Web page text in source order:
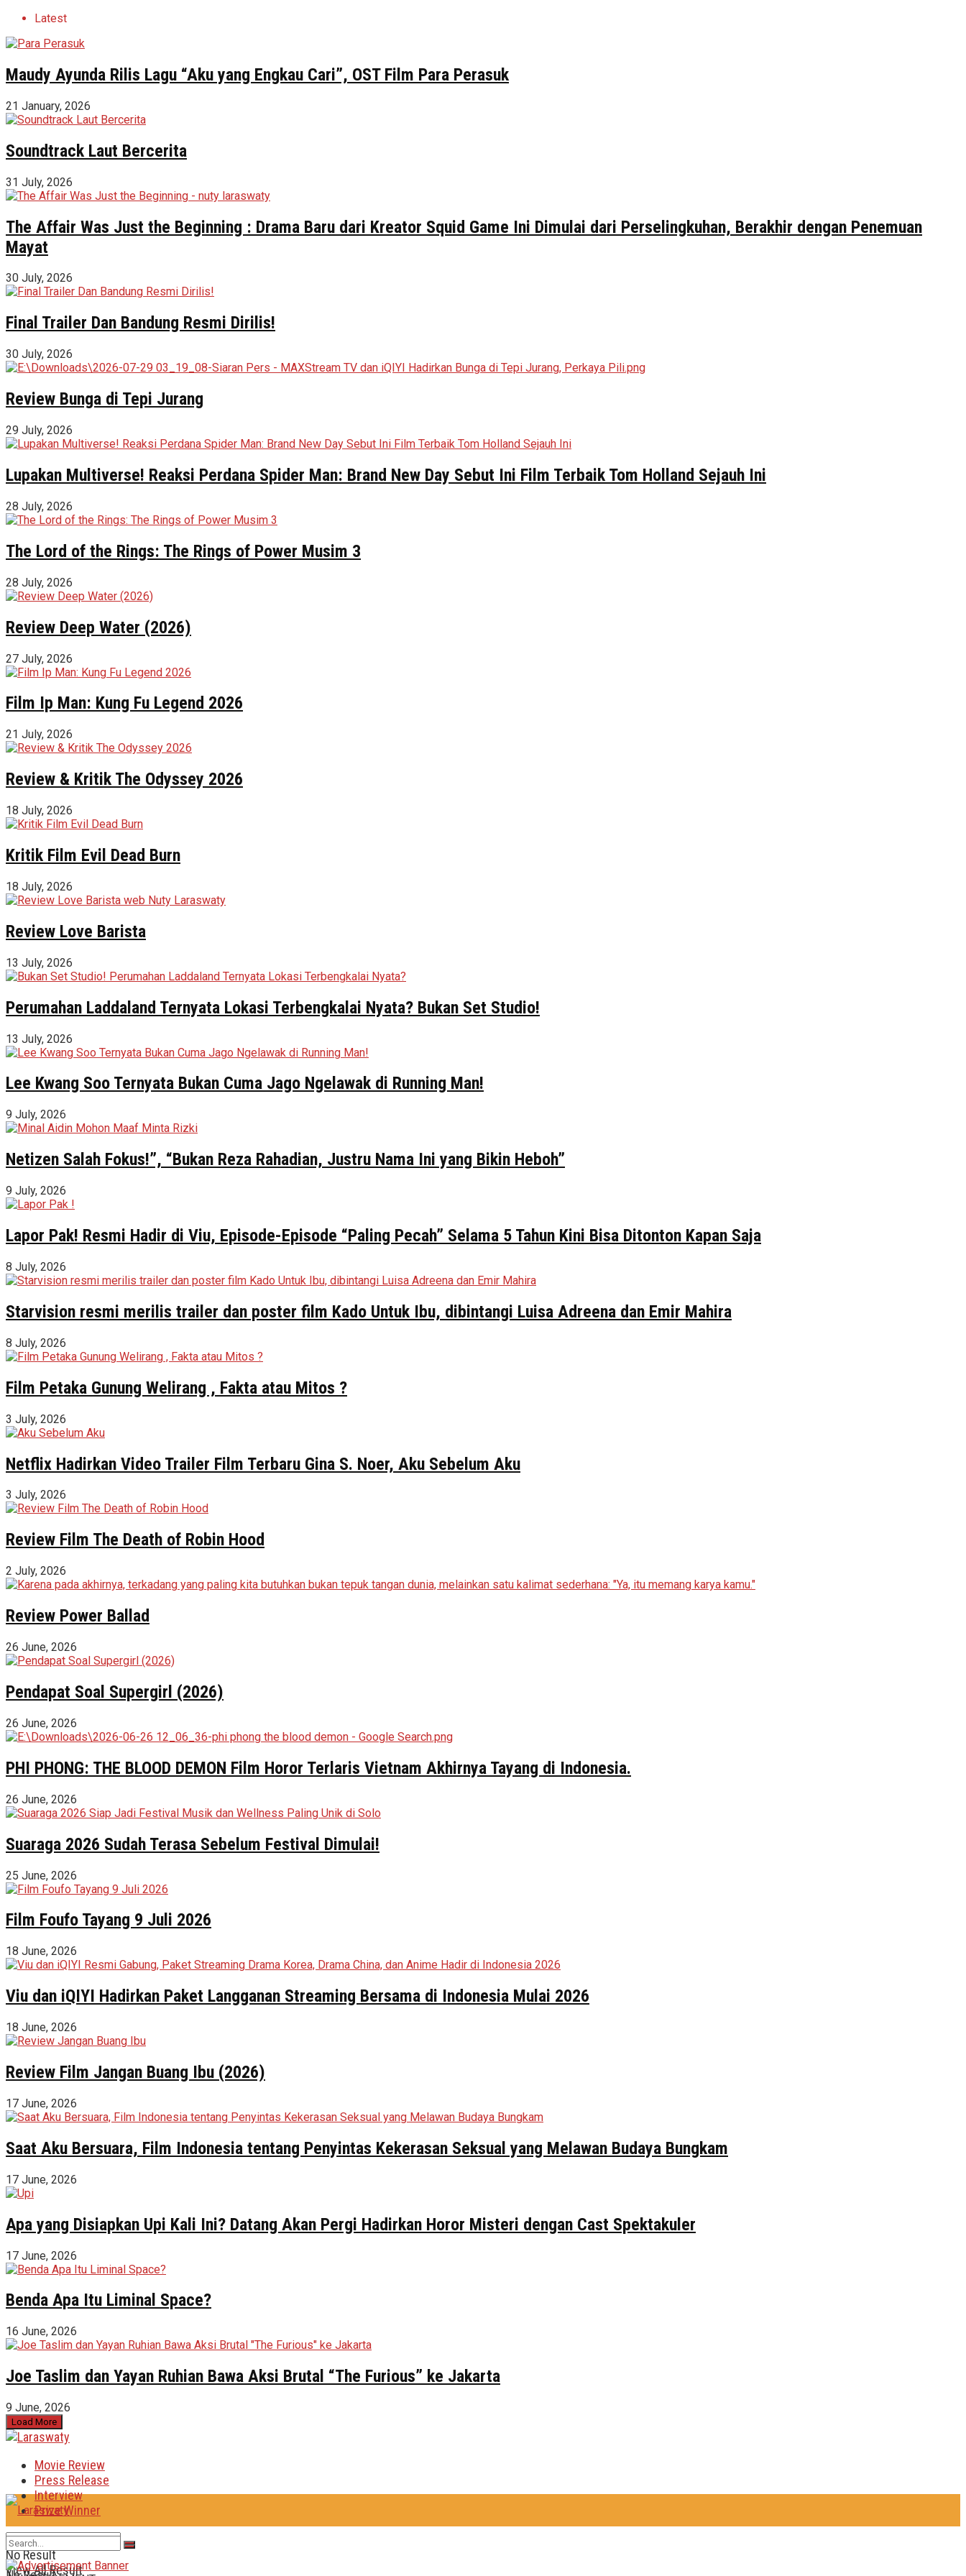
Latest
Maudy Ayunda Rilis Lagu “Aku yang Engkau Cari”, OST Film Para Perasuk
21 January, 2026
Soundtrack Laut Bercerita
31 July, 2026
The Affair Was Just the Beginning : Drama Baru dari Kreator Squid Game Ini Dimulai dari Perselingkuhan, Berakhir dengan Penemuan
Mayat
30 July, 2026
Final Trailer Dan Bandung Resmi Dirilis!
30 July, 2026
Review Bunga di Tepi Jurang
29 July, 2026
Lupakan Multiverse! Reaksi Perdana Spider Man: Brand New Day Sebut Ini Film Terbaik Tom Holland Sejauh Ini
28 July, 2026
The Lord of the Rings: The Rings of Power Musim 3
28 July, 2026
Review Deep Water (2026)
27 July, 2026
Film Ip Man: Kung Fu Legend 2026
21 July, 2026
Review & Kritik The Odyssey 2026
18 July, 2026
Kritik Film Evil Dead Burn
18 July, 2026
Review Love Barista
13 July, 2026
Perumahan Laddaland Ternyata Lokasi Terbengkalai Nyata? Bukan Set Studio!
13 July, 2026
Lee Kwang Soo Ternyata Bukan Cuma Jago Ngelawak di Running Man!
9 July, 2026
Netizen Salah Fokus!”, “Bukan Reza Rahadian, Justru Nama Ini yang Bikin Heboh”
9 July, 2026
Lapor Pak! Resmi Hadir di Viu, Episode-Episode “Paling Pecah” Selama 5 Tahun Kini Bisa Ditonton Kapan Saja
8 July, 2026
Starvision resmi merilis trailer dan poster film Kado Untuk Ibu, dibintangi Luisa Adreena dan Emir Mahira
8 July, 2026
Film Petaka Gunung Welirang , Fakta atau Mitos ?
3 July, 2026
Netflix Hadirkan Video Trailer Film Terbaru Gina S. Noer, Aku Sebelum Aku
3 July, 2026
Review Film The Death of Robin Hood
2 July, 2026
Review Power Ballad
26 June, 2026
Pendapat Soal Supergirl (2026)
26 June, 2026
PHI PHONG: THE BLOOD DEMON Film Horor Terlaris Vietnam Akhirnya Tayang di Indonesia.
26 June, 2026
Suaraga 2026 Sudah Terasa Sebelum Festival Dimulai!
25 June, 2026
Film Foufo Tayang 9 Juli 2026
18 June, 2026
Viu dan iQIYI Hadirkan Paket Langganan Streaming Bersama di Indonesia Mulai 2026
18 June, 2026
Review Film Jangan Buang Ibu (2026)
17 June, 2026
Saat Aku Bersuara, Film Indonesia tentang Penyintas Kekerasan Seksual yang Melawan Budaya Bungkam
17 June, 2026
Apa yang Disiapkan Upi Kali Ini? Datang Akan Pergi Hadirkan Horor Misteri dengan Cast Spektakuler
17 June, 2026
Benda Apa Itu Liminal Space?
16 June, 2026
Joe Taslim dan Yayan Ruhian Bawa Aksi Brutal “The Furious” ke Jakarta
9 June, 2026
Load More
Movie Review
Press Release
Interview
Prize Winner
No Result
View All Result